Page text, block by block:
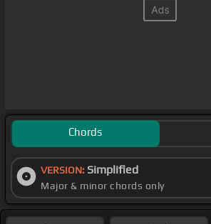
Chords
VERSION: Simplified
Major & minor chords only